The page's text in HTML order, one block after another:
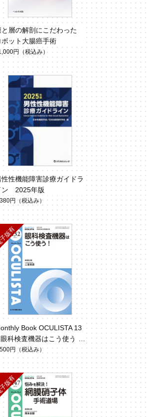
と層の解剖にこだわった
ボット大腸癌手術
円 （税込み）
性性機能障害診療ガイドラ
ン 2025年版
円 （税込み）
Book OCULISTA 13
科検査機器はこう使う！
円 （税込み）